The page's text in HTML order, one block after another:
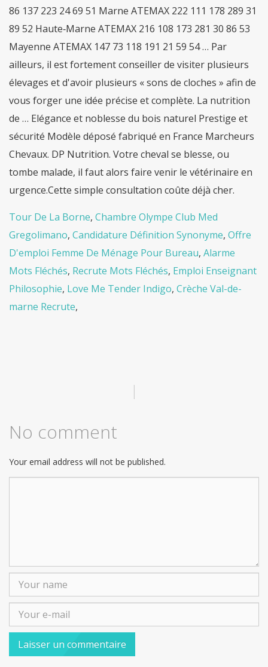
Tour De La Borne, Chambre Olympe Club Med
Gregolimano, Candidature Définition Synonyme, Offre
D'emploi Femme De Ménage Pour Bureau, Alarme
Mots Fléchés, Recrute Mots Fléchés, Emploi Enseignant
Philosophie, Love Me Tender Indigo, Crèche Val-de-
marne Recrute,
|
No comment
Your email address will not be published.